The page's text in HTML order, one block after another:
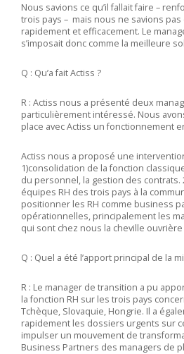
Nous savions ce qu’il fallait faire –
trois pays – mais nous ne savions pas
rapidement et efficacement. Le
s’imposait donc comme la meilleure
Q : Qu’a fait Actiss ?
R : Actiss nous a présenté deux
particulièrement intéressé. Nous
place avec Actiss un fonctionnement
Actiss nous a proposé une
1)consolidation de la fonction
du personnel, la gestion des contrats.
équipes RH des trois pays à la
positionner les RH comme business
opérationnelles, principalement les
qui sont chez nous la cheville
Q : Quel a été l’apport principal de la
R : Le manager de transition a pu
la fonction RH sur les trois pays
Tchèque, Slovaquie, Hongrie. Il a
rapidement les dossiers urgents sur
impulser un mouvement de
Business Partners des managers de